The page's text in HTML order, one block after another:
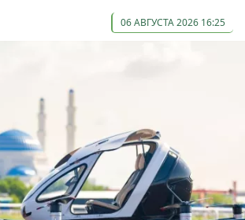
06 АВГУСТА 2026 16:25